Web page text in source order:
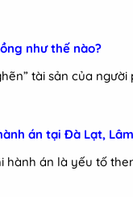
như thế nào?
tài sản của
án tại Đà Lạt,
hành án là yếu tố